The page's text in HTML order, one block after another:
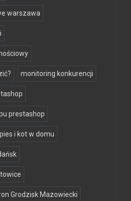
warszawa
monitoring konkurencji
prestashop
pies i kot w domu
Grodzisk Mazowiecki